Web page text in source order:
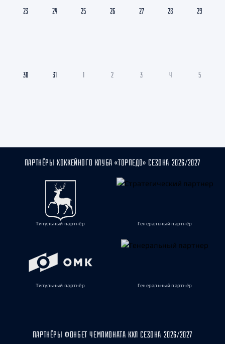
23 24 25 26 27 28 29
30 31 1 2 3 4 5
ПАРТНЁРЫ ХОККЕЙНОГО КЛУБА «ТОРПЕДО» СЕЗОНА 2026/2027
Титульный партнёр Генеральный партнёр
Титульный партнёр Генеральный партнёр
ПАРТНЁРЫ ФОНБЕТ ЧЕМПИОНАТА КХЛ СЕЗОНА 2026/2027